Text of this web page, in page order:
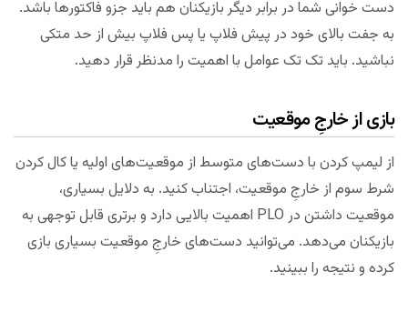
دست خوانی شما در برابر دیگر بازیکنان هم باید جزو فاکتورها باشد.
به جفت بالای خود در پیش فلاپ یا پس فلاپ بیش از حد متکی
نباشید. باید تک تک عوامل با اهمیت را مدنظر قرار دهید.
بازی از خارجِ موقعیت
از لیمپ کردن با دست‌های متوسط از موقعیت‌های اولیه یا کال کردن
شرط سوم از خارجِ موقعیت، اجتناب کنید. به دلایل بسیاری،
موقعیت داشتن در PLO اهمیت بالایی دارد و برتری قابل توجهی به
بازیکنان می‌دهد. می‌توانید دست‌های خارجِ موقعیت بسیاری بازی
کرده و نتیجه را ببینید.